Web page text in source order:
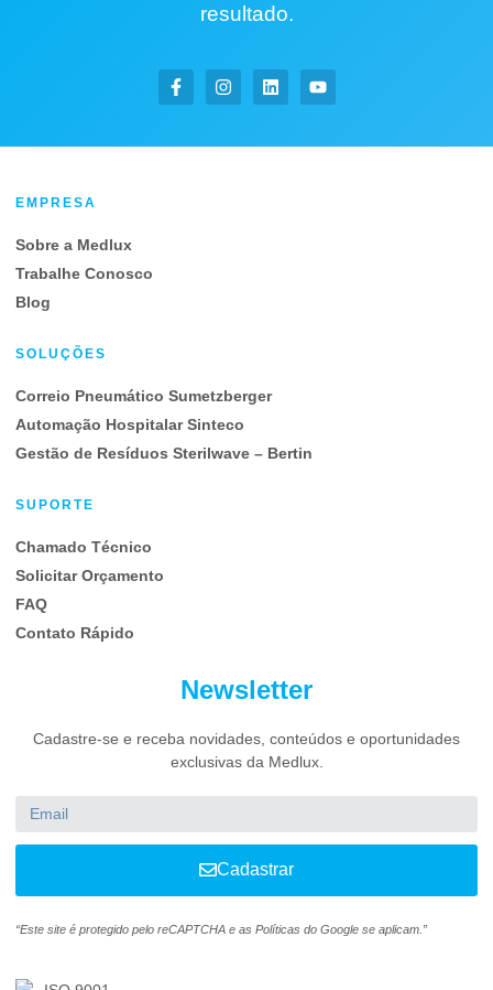
resultado.
EMPRESA
Sobre a Medlux
Trabalhe Conosco
Blog
SOLUÇÕES
Correio Pneumático Sumetzberger
Automação Hospitalar Sinteco
Gestão de Resíduos Sterilwave – Bertin
SUPORTE
Chamado Técnico
Solicitar Orçamento
FAQ
Contato Rápido
Newsletter
Cadastre-se e receba novidades, conteúdos e oportunidades
exclusivas da Medlux.
Cadastrar
“Este site é protegido pelo reCAPTCHA e as Políticas do Google se aplicam.”